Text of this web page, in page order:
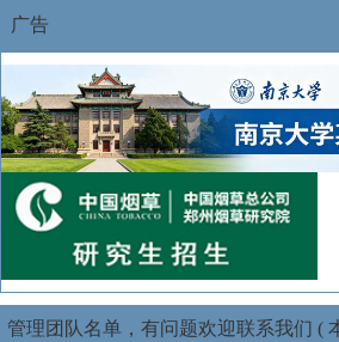
广告
管理团队名单，有问题欢迎联系我们 (